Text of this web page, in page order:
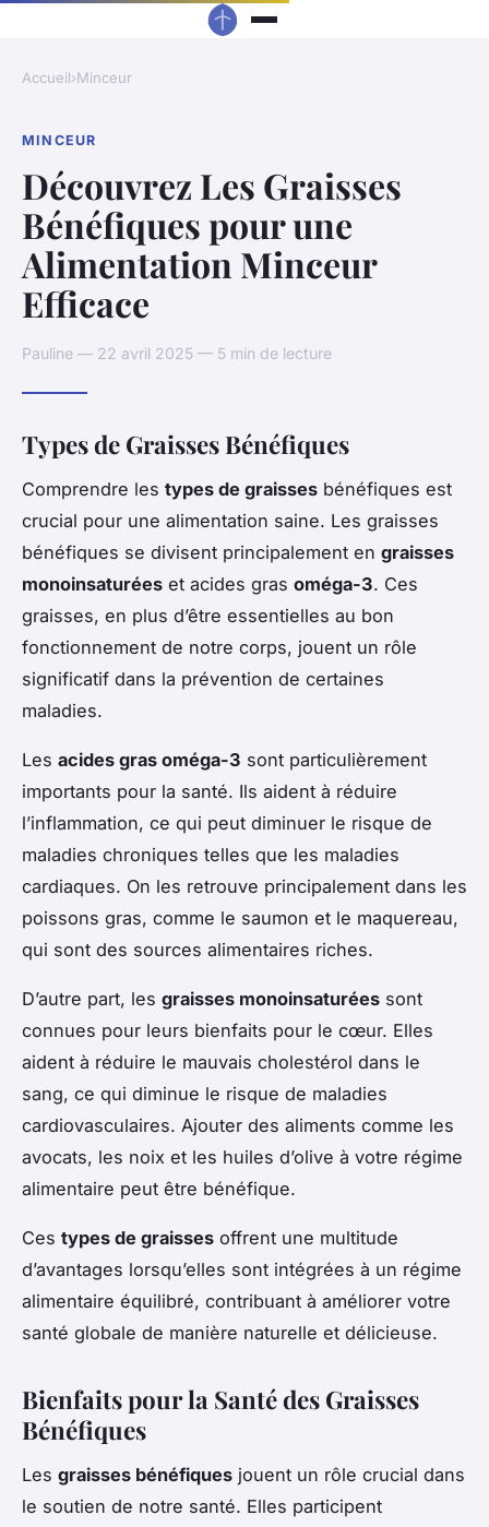
Accueil›Minceur
MINCEUR
Découvrez Les Graisses
Bénéfiques pour une
Alimentation Minceur
Efficace
Pauline — 22 avril 2025 — 5 min de lecture
Types de Graisses Bénéfiques
Comprendre les types de graisses bénéfiques est
crucial pour une alimentation saine. Les graisses
bénéfiques se divisent principalement en graisses
monoinsaturées et acides gras oméga-3. Ces
graisses, en plus d’être essentielles au bon
fonctionnement de notre corps, jouent un rôle
significatif dans la prévention de certaines
maladies.
Les acides gras oméga-3 sont particulièrement
importants pour la santé. Ils aident à réduire
l’inflammation, ce qui peut diminuer le risque de
maladies chroniques telles que les maladies
cardiaques. On les retrouve principalement dans les
poissons gras, comme le saumon et le maquereau,
qui sont des sources alimentaires riches.
D’autre part, les graisses monoinsaturées sont
connues pour leurs bienfaits pour le cœur. Elles
aident à réduire le mauvais cholestérol dans le
sang, ce qui diminue le risque de maladies
cardiovasculaires. Ajouter des aliments comme les
avocats, les noix et les huiles d’olive à votre régime
alimentaire peut être bénéfique.
Ces types de graisses offrent une multitude
d’avantages lorsqu’elles sont intégrées à un régime
alimentaire équilibré, contribuant à améliorer votre
santé globale de manière naturelle et délicieuse.
Bienfaits pour la Santé des Graisses
Bénéfiques
Les graisses bénéfiques jouent un rôle crucial dans
le soutien de notre santé. Elles participent